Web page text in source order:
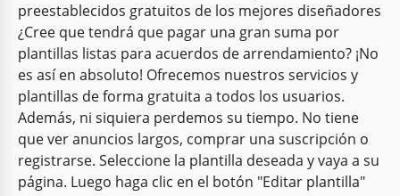
preestablecidos gratuitos de los mejores diseñadores
¿Cree que tendrá que pagar una gran suma por
plantillas listas para acuerdos de arrendamiento? ¡No
es así en absoluto! Ofrecemos nuestros servicios y
plantillas de forma gratuita a todos los usuarios.
Además, ni siquiera perdemos su tiempo. No tiene
que ver anuncios largos, comprar una suscripción o
registrarse. Seleccione la plantilla deseada y vaya a su
página. Luego haga clic en el botón "Editar plantilla"